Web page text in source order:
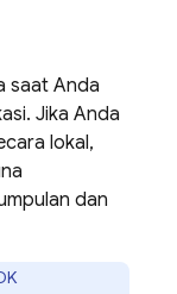
saat Anda
Jika Anda
lokal,
dan